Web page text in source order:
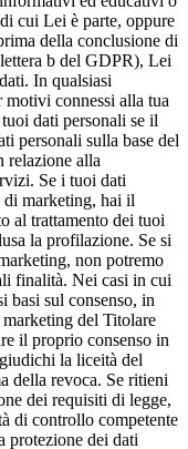
cui Lei è parte, oppure
della conclusione di
b del GDPR), Lei
In qualsiasi
connessi alla tua
dati personali se il
personali sulla base del
relazione alla
Se i tuoi dati
di marketing, hai il
al trattamento dei tuoi
la profilazione. Se si
non potremo
finalità. Nei casi in cui
basi sul consenso, in
del Titolare
il proprio consenso in
la liceità del
della revoca. Se ritieni
dei requisiti di legge,
di controllo competente
protezione dei dati